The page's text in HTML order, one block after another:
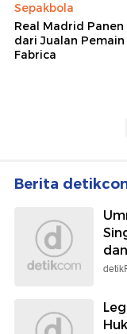
Sepakbola
Real Madrid Panen
dari Jualan Pemain
Fabrica
Berita